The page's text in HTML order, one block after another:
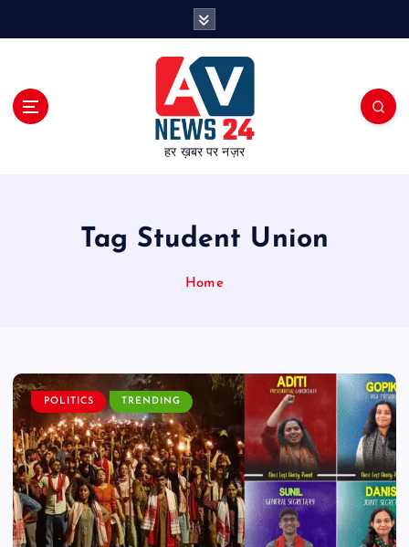
हर ख़बर पर नज़र
Tag Student Union
Home
POLITICS TRENDING